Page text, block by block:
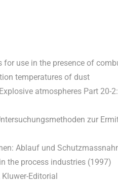
for use in the presence of
temperatures of dust
atmospheres Part
zur
Ablauf und
the process industries (1997)
Editorial